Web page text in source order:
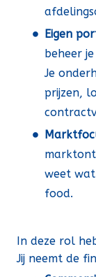
Eigen
beheer
Je
prijzen,
weet
food.
In deze rol
Jij neemt de